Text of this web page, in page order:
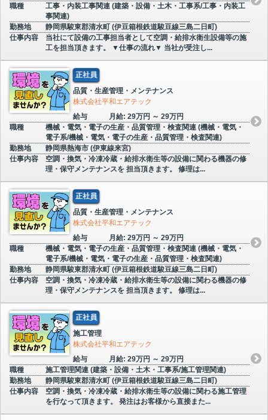
職種
工事・内装工事関連 (建築・設備・土木・工事系/工事・内装工
事関連)
勤務地
静岡県駿東郡清水町 (伊豆箱根鉄道駿豆線三島二日町)
仕事内容
当社にて設備の工事担当者として空調・給排水衛生設備等の施
工を担当頂きます。 ▼仕事の流れ▼ 当社が受注し...
正社員
品質・生産管理・メンテナンス
株式会社平和エアテック
給与
月給: 29万円 ～ 29万円
職種
機械・電気・電子の生産・品質管理・検査関連 (機械・電気・
電子系/機械・電気・電子の生産・品質管理・検査関連)
勤務地
静岡県熱海市 (伊東線来宮)
仕事内容
空調・換気・冷凍冷蔵・給排水衛生等の設備に関わる機器の修
理・保守メンテナンスを 担当頂きます。 修理は...
正社員
品質・生産管理・メンテナンス
株式会社平和エアテック
給与
月給: 29万円 ～ 29万円
職種
機械・電気・電子の生産・品質管理・検査関連 (機械・電気・
電子系/機械・電気・電子の生産・品質管理・検査関連)
勤務地
静岡県駿東郡清水町 (伊豆箱根鉄道駿豆線三島二日町)
仕事内容
空調・換気・冷凍冷蔵・給排水衛生等の設備に関わる機器の修
理・保守メンテナンスを 担当頂きます。 修理は...
正社員
施工管理
株式会社平和エアテック
給与
月給: 29万円 ～ 29万円
職種
施工管理関連 (建築・設備・土木・工事系/施工管理関連)
勤務地
静岡県駿東郡清水町 (伊豆箱根鉄道駿豆線三島二日町)
仕事内容
空調・換気・冷凍冷蔵・給排水衛生等の設備に関わる施工管理
を行なって頂きます。 発注はお客様から直接また...